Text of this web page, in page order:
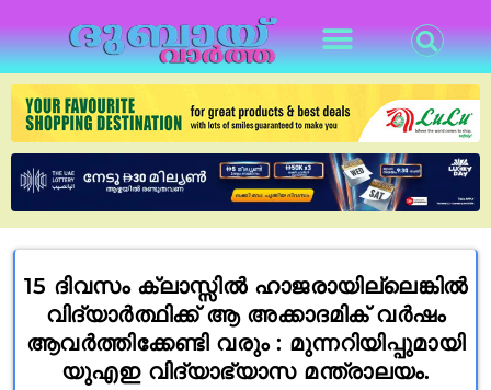
15 ദിവസം ക്ലാസ്സിൽ ഹാജരായില്ലെങ്കിൽ
വിദ്യാർത്ഥിക്ക് ആ അക്കാദമിക് വർഷം
ആവർത്തിക്കേണ്ടി വരും : മുന്നറിയിപ്പുമായി
യുഎഇ വിദ്യാഭ്യാസ മന്ത്രാലയം.